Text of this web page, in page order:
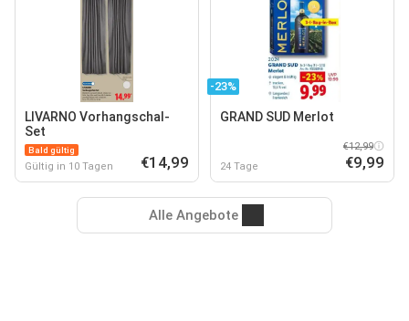
LIVARNO Vorhangschal-
Set
Bald gültig
Gültig in 10 Tagen €14,99
-23%
GRAND SUD Merlot
24 Tage
€12,99
€9,99
Alle Angebote